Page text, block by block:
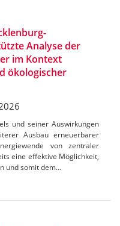
Analyse der
im Kontext
ökologischer
und seiner Auswirkungen
Ausbau erneuerbarer
von zentraler
eine effektive Möglichkeit,
und somit dem…